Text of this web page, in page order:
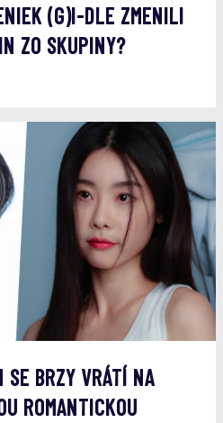
(G)I-DLE ZMENILI
ZO SKUPINY?
SE BRZY VRÁTÍ NA
ROMANTICKOU